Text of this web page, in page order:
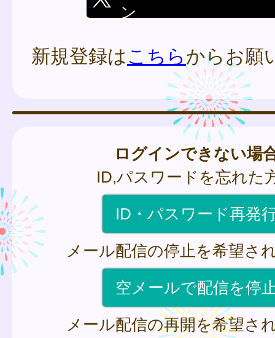
ン
新規登録はこちらからお願
ログインできない場
ID,パスワードを忘れた
ID・パスワード再発
メール配信の停止を希望さ
空メールで配信を停
メール配信の再開を希望さ